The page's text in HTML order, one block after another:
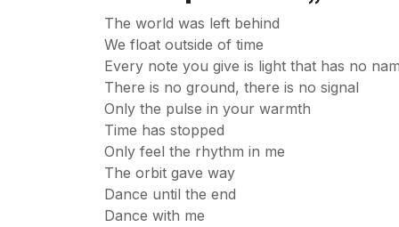
The world was left behind
We float outside of time
Every note you give is light that has no
There is no ground, there is no signal
Only the pulse in your warmth
Time has stopped
Only feel the rhythm in me
The orbit gave way
Dance until the end
Dance with me